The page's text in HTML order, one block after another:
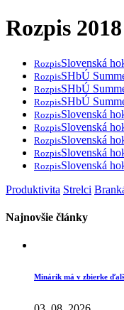
Rozpis
RozpisSlovenská
RozpisSHbÚ
RozpisSHbÚ
RozpisSHbÚ
RozpisSlovenská
RozpisSlovenská
RozpisSlovenská
RozpisSlovenská
RozpisSlovenská
Produktivita Strelci
Najnovšie články
Minárik má v zbierke